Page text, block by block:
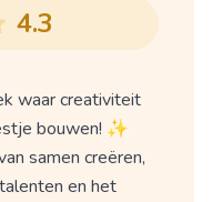
4.3
waar creativiteit
bouwen! ✨
samen creëren,
en het